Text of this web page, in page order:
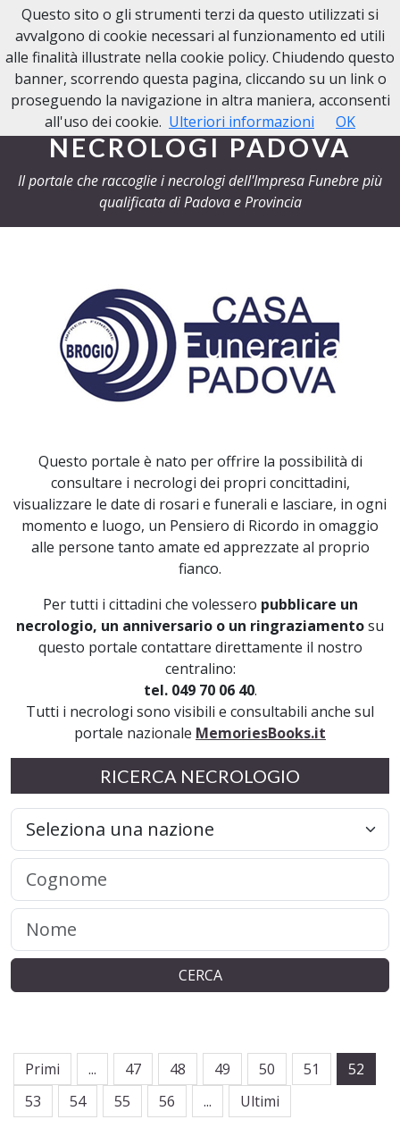
NECROLOGI PADOVA
NECROLOGI PADOVA
Il portale che raccoglie i necrologi dell'Impresa Funebre più
qualificata di Padova e Provincia
Questo portale è nato per offrire la possibilità di
consultare i necrologi dei propri concittadini,
visualizzare le date di rosari e funerali e lasciare, in ogni
momento e luogo, un Pensiero di Ricordo in omaggio
alle persone tanto amate ed apprezzate al proprio
fianco.
Per tutti i cittadini che volessero pubblicare un
necrologio, un anniversario o un ringraziamentosu
questo portale contattare direttamente il nostro
centralino:
tel. 049 70 06 40.
Tutti i necrologi sono visibili e consultabili anche sul
portale nazionale MemoriesBooks.it
RICERCA NECROLOGIO
CERCA
Primi ... 47 48 49 50 51
52
53
54 55 56 ... Ultimi
Questo sito o gli strumenti terzi da questo utilizzati si
avvalgono di cookie necessari al funzionamento ed utili
alle finalità illustrate nella cookie policy. Chiudendo questo
banner, scorrendo questa pagina, cliccando su un link o
proseguendo la navigazione in altra maniera, acconsenti
all'uso dei cookie. Ulteriori informazioni OK